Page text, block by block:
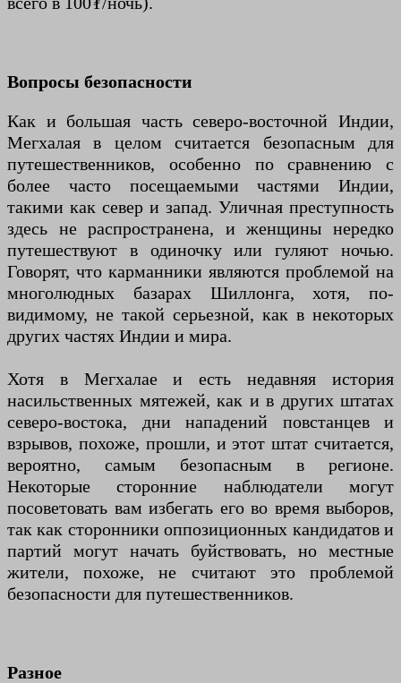
Вопросы безопасности
Как и большая часть северо-восточной Индии,
Мегхалая в целом считается безопасным для
путешественников, особенно по сравнению с
более часто посещаемыми частями Индии,
такими как север и запад. Уличная преступность
здесь не распространена, и женщины нередко
путешествуют в одиночку или гуляют ночью.
Говорят, что карманники являются проблемой на
многолюдных базарах Шиллонга, хотя, по-
видимому, не такой серьезной, как в некоторых
других частях Индии и мира.
Хотя в Мегхалае и есть недавняя история
насильственных мятежей, как и в других штатах
северо-востока, дни нападений повстанцев и
взрывов, похоже, прошли, и этот штат считается,
вероятно, самым безопасным в регионе.
Некоторые сторонние наблюдатели могут
посоветовать вам избегать его во время выборов,
так как сторонники оппозиционных кандидатов и
партий могут начать буйствовать, но местные
жители, похоже, не считают это проблемой
безопасности для путешественников.
Разное